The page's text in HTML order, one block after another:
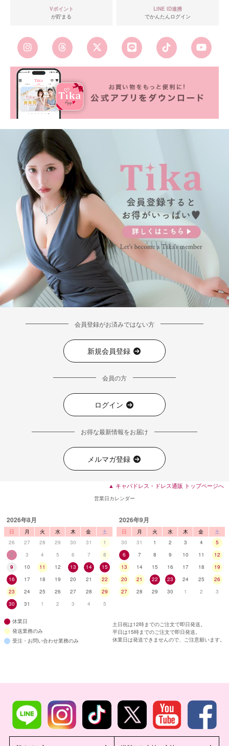
Vポイント
が貯まる
LINE ID連携
でかんたんログイン
会員登録がお済みではない方
新規会員登録
会員の方
ログイン
お得な最新情報をお届け
メルマガ登録
▲ キャバドレス・ドレス通販 トップページへ
営業日カレンダー
2026年8月
日 月 火 水 木 金
土
26
27 28 29 30 31
1
2
3 4 5 6 7
8
9
10 11 12 13 14
15
16
17 18 19 20 21
22
23
24 25 26 27 28
29
30
31 1 2 3 4 5
2026年9月
日 月 火 水 木 金
土
30
31 1 2 3 4
5
6
7 8 9 10 11
12
13
14 15 16 17 18
19
20
21 22 23 24 25
26
27
28 29 30 1 2 3
休業日
発送業務のみ
受注・お問い合わせ業務のみ
土日祝は12時までのご注文で即日発送。
平日は15時までのご注文で即日発送。
休業日は発送できませんので、ご注意願います。